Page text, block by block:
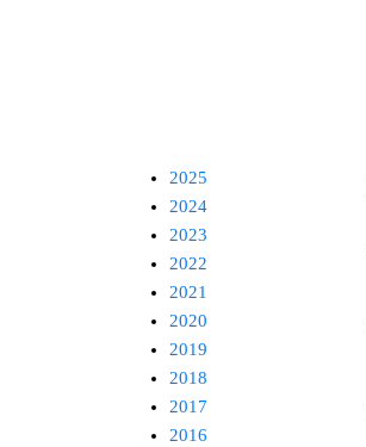
2025
2024
2023
2022
2021
2020
2019
2018
2017
2016